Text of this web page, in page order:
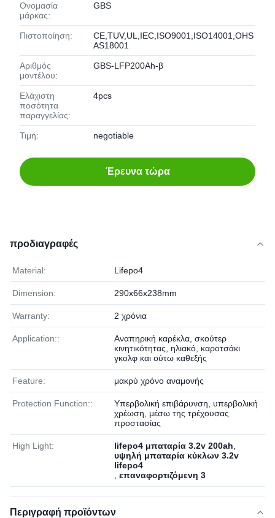
Ονομασία
μάρκας:
GBS
Πιστοποίηση:
CE,TUV,UL,IEC,ISO9001,ISO14001,OHS
AS18001
Αριθμός
μοντέλου:
GBS-LFP200Ah-β
Ελάχιστη
ποσότητα
παραγγελίας:
4pcs
Τιμή: negotiable
Έρευνα τώρα
προδιαγραφές
Material: Lifepo4
Dimension: 290x66x238mm
Warranty: 2 χρόνια
Application::
Αναπηρική καρέκλα, σκούτερ
κινητικότητας, ηλιακό, καροτσάκι
γκολφ και ούτω καθεξής
Feature: μακρύ χρόνο αναμονής
Protection Function::
Υπερβολική επιβάρυνση, υπερβολική
χρέωση, μέσω της τρέχουσας
προστασίας
High Light: lifepo4 μπαταρία 3.2v 200ah
υψηλή μπαταρία κύκλων 3.2v
lifepo4
επαναφορτιζόμενη 3
Περιγραφή προϊόντων